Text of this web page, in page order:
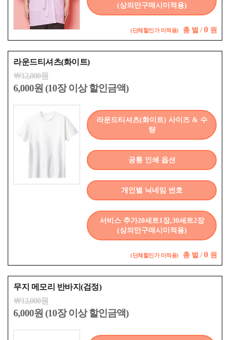
(상의만구매시미적용)
(단체할인가 미적용) 총 벌 / 0 원
라운드티셔츠(화이트)
￦12,000원
6,000원 (10장 이상 할인금액)
라운드티셔츠(화이트) 사이즈 & 수
량
공통 인쇄 옵션
개인별 닉네임 번호
서비스 추가20세트1장,30세트2장
(상의만구매시미적용)
(단체할인가 미적용) 총 벌 / 0 원
무지 메모리 반바지(검정)
￦12,000원
6,000원 (10장 이상 할인금액)